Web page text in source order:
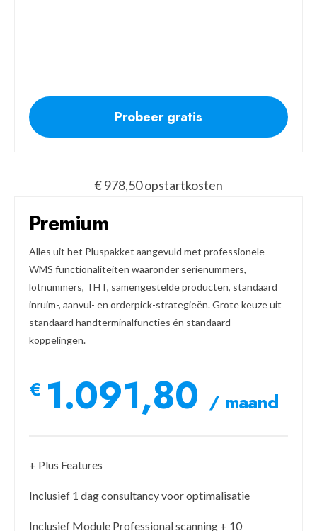
Probeer gratis
€ 978,50 opstartkosten
Premium
Alles uit het Pluspakket aangevuld met professionele
WMS functionaliteiten waaronder serienummers,
lotnummers, THT, samengestelde producten, standaard
inruim-, aanvul- en orderpick-strategieën. Grote keuze uit
standaard handterminalfuncties én standaard
koppelingen.
€ 1.091,80 / maand
+ Plus Features
Inclusief 1 dag consultancy voor optimalisatie
Inclusief Module Professional scanning + 10